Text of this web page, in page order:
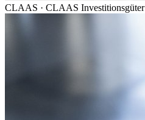
CLAAS · CLAAS Investitionsgüter